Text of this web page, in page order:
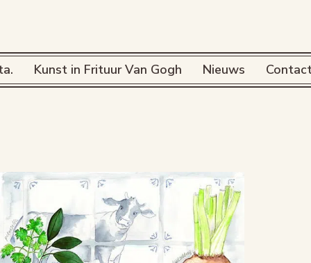
Kunst in Frituur Van Gogh Nieuws